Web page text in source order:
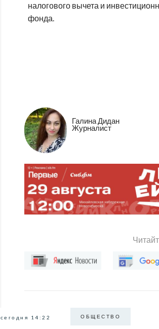
налогового вычета и
фонда.
Галина Дидан
Журналист
сегодня 14:22 ОБЩЕСТВО